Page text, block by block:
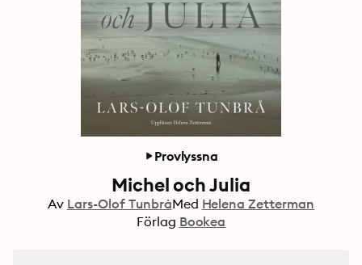
Provlyssna
Michel och Julia
Av Lars-Olof TunbråMed Helena Zetterman
Förlag Bookea